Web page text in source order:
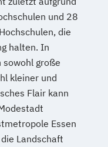
und 28
die
halten. In
große
kleiner und
Flair kann
Essen
Landschaft